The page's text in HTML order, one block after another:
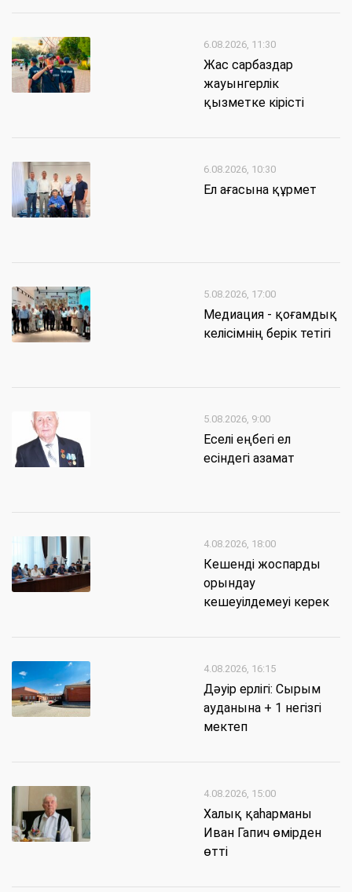
6.08.2026, 11:30
Жас сарбаздар
жауынгерлік
қызметке кірісті
6.08.2026, 10:30
Ел ағасына құрмет
5.08.2026, 17:00
Медиация - қоғамдық
келісімнің берік тетігі
5.08.2026, 9:00
Еселі еңбегі ел
есіндегі азамат
4.08.2026, 18:00
Кешенді жоспарды
орындау
кешеуілдемеуі керек
4.08.2026, 16:15
Дәуір ерлігі: Сырым
ауданына + 1 негізгі
мектеп
4.08.2026, 15:00
Халық қаһарманы
Иван Гапич өмірден
өтті